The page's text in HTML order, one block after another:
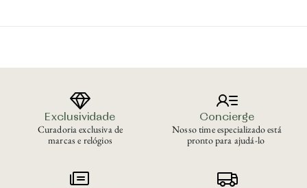
Exclusividade
Curadoria exclusiva de
marcas e relógios
Concierge
Nosso time especializado está
pronto para ajudá-lo